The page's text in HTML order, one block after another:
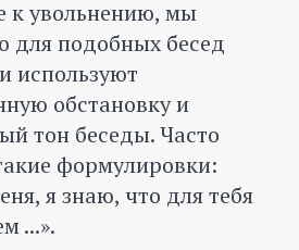
к увольнению, мы
для подобных бесед
используют
обстановку и
тон беседы. Часто
формулировки:
я знаю, что для тебя
...».